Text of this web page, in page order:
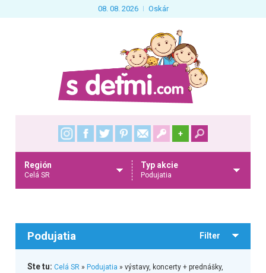
08. 08. 2026 Oskár
+
Región
Celá SR
Typ akcie
Podujatia
Podujatia Filter
Ste tu: Celá SR» Podujatia » výstavy, koncerty + prednášky,